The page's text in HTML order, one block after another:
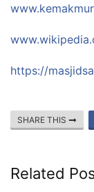
https://
SHARE THIS
Related